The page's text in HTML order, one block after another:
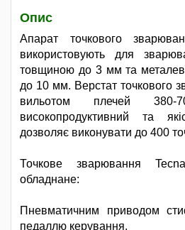
Опис
Апарат точкового
використовують для
товщиною до 3 мм та
до 10 мм. Верстат точкового
вильотом плечей
високопродуктивний та
дозволяє виконувати до 400
Точкове зварювання
обладнане:
Пневматичним приводом
педаллю керування.